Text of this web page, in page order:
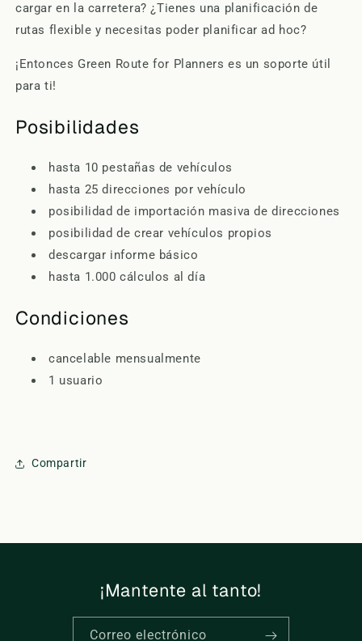
cargar en la carretera? ¿Tienes una planificación de
rutas flexible y necesitas poder planificar ad hoc?
¡Entonces Green Route for Planners es un soporte útil
para ti!
Posibilidades
hasta 10 pestañas de vehículos
hasta 25 direcciones por vehículo
posibilidad de importación masiva de direcciones
posibilidad de crear vehículos propios
descargar informe básico
hasta 1.000 cálculos al día
Condiciones
cancelable mensualmente
1 usuario
Compartir
¡Mantente al tanto!
Correo electrónico